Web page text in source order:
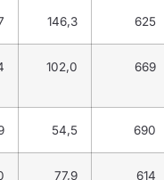
146,3 625
102,0 669
54,5 690
77,9 614